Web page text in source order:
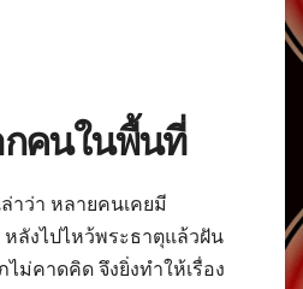
กคนในพื้นที่
าว่า หลายคนเคยมี
ลังไปไหว้พระธาตุแล้วฝัน
ม่คาดคิด จึงยิ่งทำให้เรื่อง